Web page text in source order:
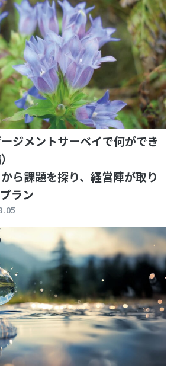
ジメントサーベイで何ができ
ら課題を探り、経営陣が取り
ラン